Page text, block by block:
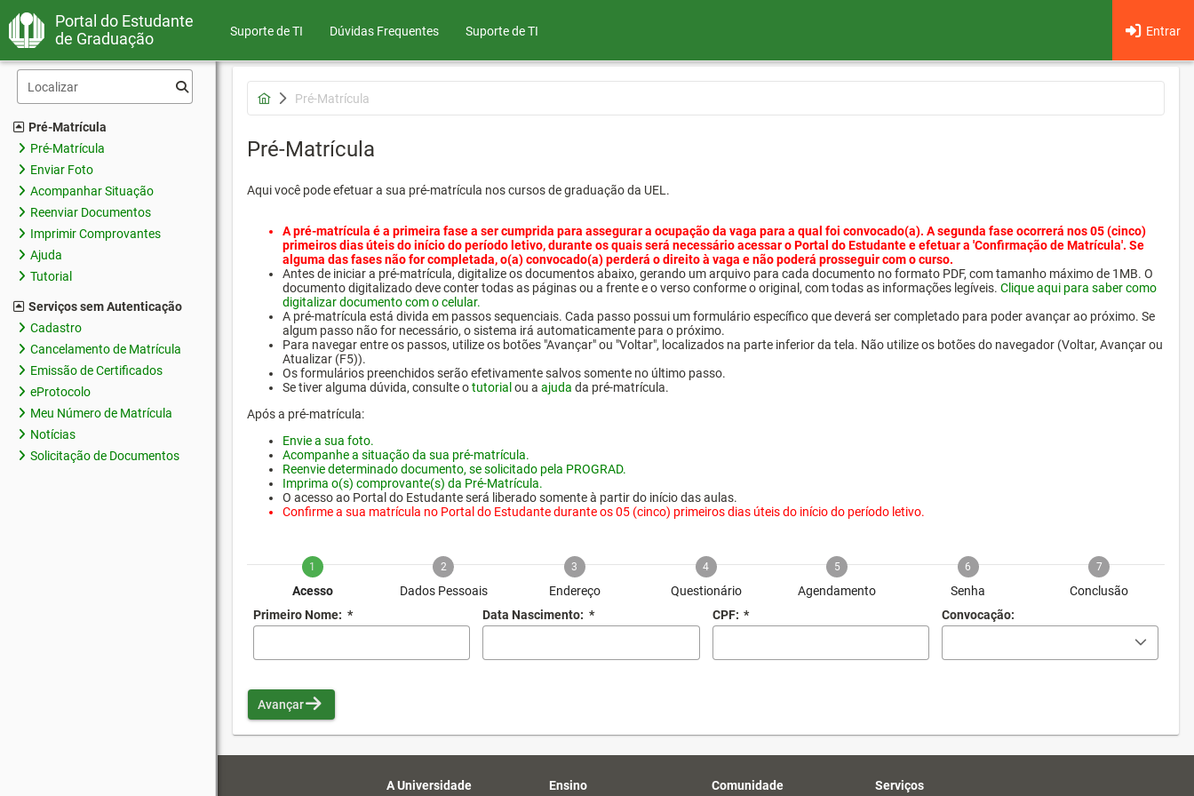
Portal do Estudante
de Graduação
Suporte de TI Dúvidas Frequentes Entrar
Suporte de TI
Pré-Matrícula
Pré-Matrícula
Enviar Foto
Acompanhar Situação
Reenviar Documentos
Imprimir Comprovantes
Ajuda
Tutorial
Serviços sem Autenticação
Cadastro
Cancelamento de Matrícula
Emissão de Certificados
eProtocolo
Meu Número de Matrícula
Notícias
Solicitação de Documentos
Pré-Matrícula
Pré-Matrícula
Aqui você pode efetuar a sua pré-matrícula nos cursos de graduação da UEL.
A pré-matrícula é a primeira fase a ser cumprida para assegurar a ocupação da vaga para a qual foi convocado(a). A segunda fase ocorrerá nos 05 (cinco)
primeiros dias úteis do início do período letivo, durante os quais será necessário acessar o Portal do Estudante e efetuar a 'Confirmação de Matrícula'. Se
alguma das fases não for completada, o(a) convocado(a) perderá o direito à vaga e não poderá prosseguir com o curso.
Antes de iniciar a pré-matrícula, digitalize os documentos abaixo, gerando um arquivo para cada documento no formato PDF, com tamanho máximo de 1MB. O
documento digitalizado deve conter todas as páginas ou a frente e o verso conforme o original, com todas as informações legíveis. Clique aqui para saber como
digitalizar documento com o celular.
A pré-matrícula está divida em passos sequenciais. Cada passo possui um formulário específico que deverá ser completado para poder avançar ao próximo. Se
algum passo não for necessário, o sistema irá automaticamente para o próximo.
Para navegar entre os passos, utilize os botões "Avançar" ou "Voltar", localizados na parte inferior da tela. Não utilize os botões do navegador (Voltar, Avançar ou
Atualizar (F5)).
Os formulários preenchidos serão efetivamente salvos somente no último passo.
Se tiver alguma dúvida, consulte otutorial ou a ajuda da pré-matrícula.
Após a pré-matrícula:
Envie a sua foto.
Acompanhe a situação da sua pré-matrícula.
Reenvie determinado documento, se solicitado pela PROGRAD.
Imprima o(s) comprovante(s) da Pré-Matrícula.
O acesso ao Portal do Estudante será liberado somente à partir do início das aulas.
Confirme a sua matrícula no Portal do Estudante durante os 05 (cinco) primeiros dias úteis do início do período letivo.
1
Acesso
2
Dados Pessoais
3
Endereço
4
Questionário
5
Agendamento
6
Senha
7
Conclusão
Primeiro Nome: * Data Nascimento: * CPF: * Convocação:
Avançar
A Universidade Ensino Comunidade Serviços